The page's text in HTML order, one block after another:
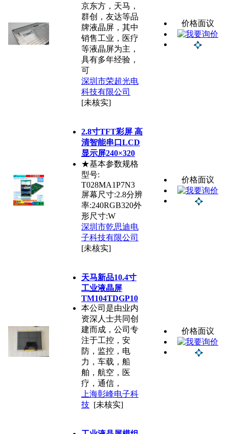
京东方，天马，
群创，友达等品
牌液晶屏，其中
销售工业，医疗
等液晶屏为主，
具有多年经验，
可
深圳市荣超光电
科技有限公司
[未核实]
价格面议
2.8寸TFT彩屏 高
清智能串口LCD
显示屏240×320
★基本参数规格
型号:
T028MA1P7N3
屏幕尺寸:2.8分辨
率:240RGB320外
形尺寸:W
深圳市乾思迪电
子科技有限公司
[未核实]
价格面议
天马新品10.4寸
工业液晶屏
TM104TDGP10
本公司是由业内
资深人士共同创
建而成，公司专
注于工控，安
防，监控，电
力，车载，船
舶，航空，医
疗，通信，
上海彰峰电子科
技 [未核实]
价格面议